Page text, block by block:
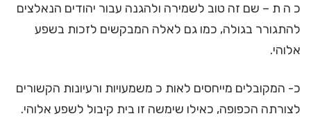
כ ה ת – שם זה טוב לשמירה ולהגנה עבור יהודים הנאלצים
להתגורר בגולה, כמו גם לאלה המבקשים לזכות בשפע
אלוהי.
כ- המקובלים מייחסים לאות כ משמעויות ורעיונות הקשורים
לצורתה הכפופה, כאילו שימשה זו בית קיבול לשפע אלוהי.